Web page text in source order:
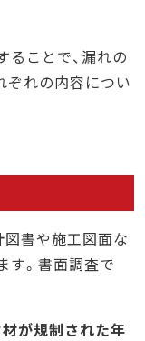
ことで、漏れの
ぞれの内容につい
書や施工図面な
す。書面調査で
が規制された年